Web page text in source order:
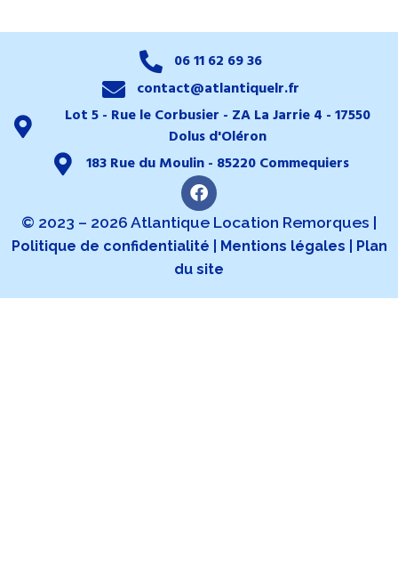
06 11 62 69 36
contact@atlantiquelr.fr
Lot 5 - Rue le Corbusier - ZA La Jarrie 4 - 17550
Dolus d'Oléron
183 Rue du Moulin - 85220 Commequiers
© 2023 – 2026 Atlantique Location Remorques |
Politique de confidentialité | Mentions légales | Plan
du site